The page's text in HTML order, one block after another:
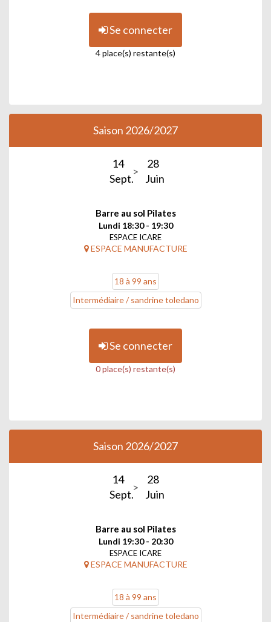
Se connecter
4 place(s) restante(s)
Saison 2026/2027
14
Sept.
28
Juin
Barre au sol Pilates
Lundi 18:30 - 19:30
ESPACE ICARE
ESPACE MANUFACTURE
18 à 99 ans
Intermédiaire / sandrine toledano
Se connecter
0 place(s) restante(s)
Saison 2026/2027
14
Sept.
28
Juin
Barre au sol Pilates
Lundi 19:30 - 20:30
ESPACE ICARE
ESPACE MANUFACTURE
18 à 99 ans
Intermédiaire / sandrine toledano